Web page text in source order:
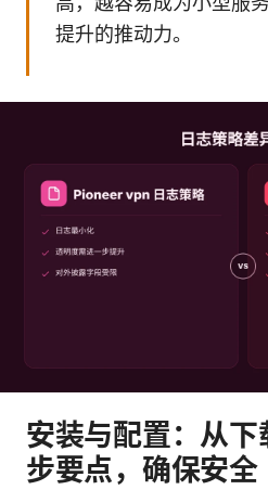
提升的推动力。
安装与配置：从
步要点，确保安全